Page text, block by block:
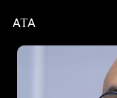
ATA